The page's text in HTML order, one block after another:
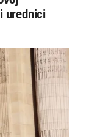
urednici